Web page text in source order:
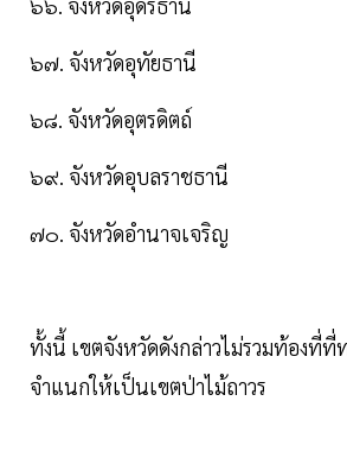
๖๗. จังหวัดอุทัยธานี
๖๘. จังหวัดอุตรดิตถ์
๖๙. จังหวัดอุบลราชธานี
๗๐. จังหวัดอํานาจเจริญ
ทั้งนี้ เขตจังหวัดดังกล่าวไม่รวมท้องที่ที่
จําแนกให้เป็นเขตป่าไม้ถาวร